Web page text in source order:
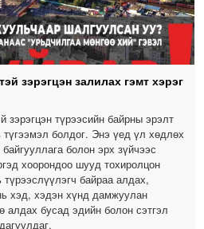
зэрэгцэн залилах гэмт хэрэг
түрээсийн байрны эрэлт
болдог. Энэ үед үл хөдлөх
болон эрх зүйчээс
хоорондоо шууд тохиролцон
түрээслүүлэгч байраа алдах,
хэд, хэдэн хүнд дамжуулан
алдах бусад эдийн болон сэтгэл